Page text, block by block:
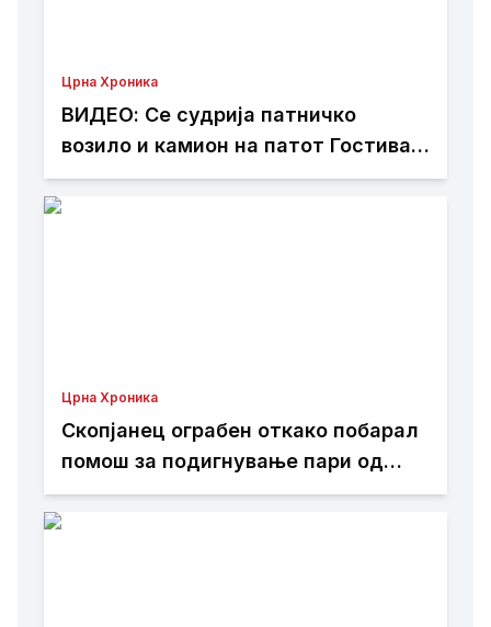
Црна Хроника
ВИДЕО: Се судрија патничко
возило и камион на патот Гостивар
– Страж
Црна Хроника
Скопјанец ограбен откако побарал
помош за подигнување пари од
банкомат